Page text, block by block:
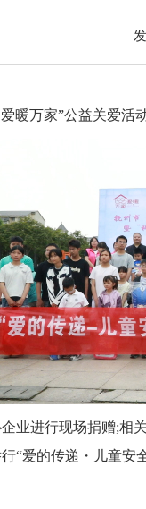
暖万家”公益关爱活
业进行现场捐赠;相
“爱的传递・儿童